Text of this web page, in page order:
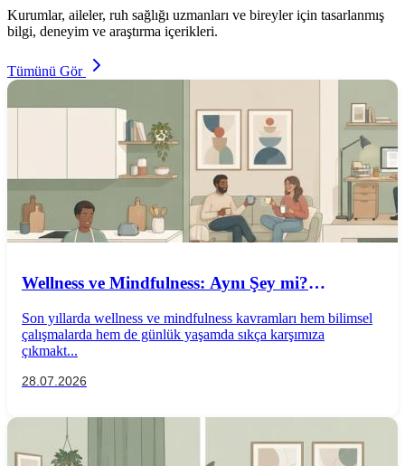
Kurumlar, aileler, ruh sağlığı uzmanları ve bireyler için tasarlanmış
bilgi, deneyim ve araştırma içerikleri.
Tümünü Gör
Wellness ve Mindfulness: Aynı Şey mi?
Son yıllarda wellness ve mindfulness kavramları hem bilimsel
çalışmalarda hem de günlük yaşamda sıkça karşımıza
çıkmakt...
28.07.2026